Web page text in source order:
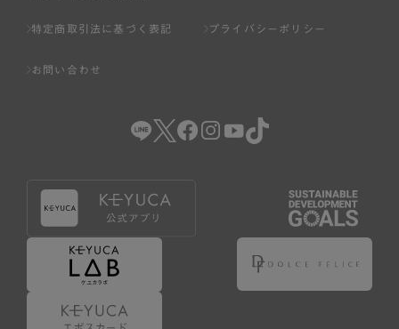
特定商取引法に基づく表記 プライバシーポリシー
お問い合わせ